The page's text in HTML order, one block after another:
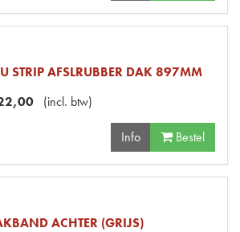
STRIP AFSLRUBBER DAK 897MM
,00 (incl. btw)
Info Bestel
ACHTER (GRIJS)